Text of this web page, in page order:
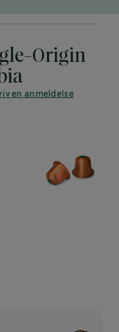
Origin
en anmeldelse